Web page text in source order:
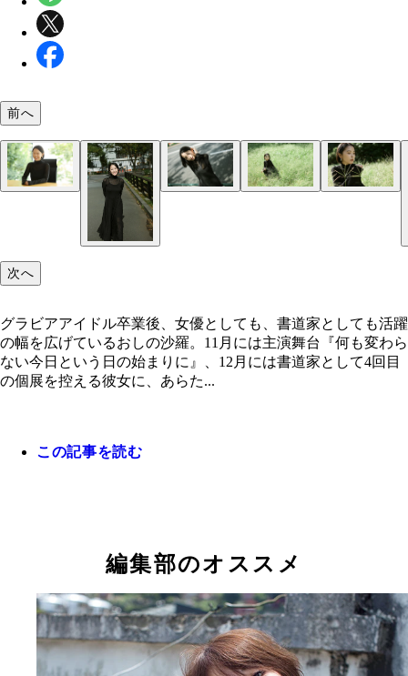
おしの沙羅
おしの沙羅
おしの沙羅
おしの沙羅
おしの沙羅
おしの沙羅
前へ
次へ
グラビアアイドル卒業後、女優としても、書道家としても活躍
の幅を広げているおしの沙羅。11月には主演舞台『何も変わら
ない今日という日の始まりに』、12月には書道家として4回目
の個展を控える彼女に、あらた...
この記事を読む
編集部のオススメ